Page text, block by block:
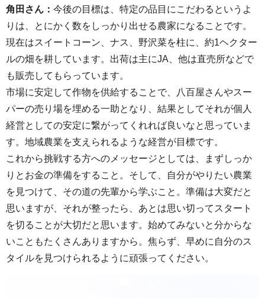
角田さん： 今後の目標は、特定の品目にこだわるというよ
りは、とにかく数をしっかり出せる農家になることです。
現在はスイートコーン、ナス、野沢菜を柱に、約1ヘクター
ルの畑を耕しています。出荷は主にJA、他は直売所などで
も販売してもらっています。
市場に安定して作物を供給することで、八百屋さんやスー
パーの売り場を埋める一助となり、結果としてそれが個人
経営としての安定に繋がってくれれば良いなと思っていま
す。地域農業を支えられるような経営が目標です。
これから挑戦する方へのメッセージとしては、まずしっか
りとお金の準備をすること。そして、自分がやりたい農業
を見つけて、その道の先輩から学ぶこと。準備は大変だと
思いますが、それが整ったら、あとは思い切ってスタート
を切ることが大切だと思います。始めてみないと分からな
いこともたくさんありますから。焦らず、早めに自分のス
タイルを見つけられるように頑張ってください。